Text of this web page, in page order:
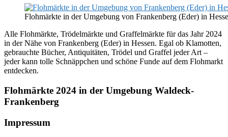
Flohmärkte in der Umgebung von Frankenberg (Eder) in
Alle Flohmärkte, Trödelmärkte und Graffelmärkte für das Jahr 2024
in der Nähe von Frankenberg (Eder) in Hessen. Egal ob Klamotten,
gebrauchte Bücher, Antiquitäten, Trödel und Graffel jeder Art –
jeder kann tolle Schnäppchen und schöne Funde auf dem Flohmarkt
entdecken.
Flohmärkte 2024 in der Umgebung Waldeck-
Frankenberg
Footer
Impressum